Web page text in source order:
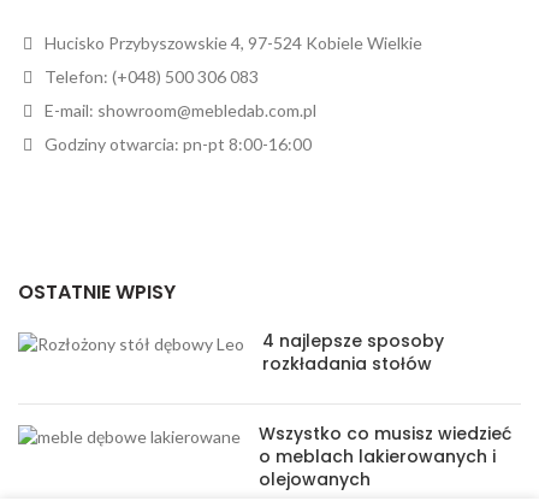
Hucisko Przybyszowskie 4, 97-524 Kobiele Wielkie
Telefon: (+048) 500 306 083
E-mail: showroom@mebledab.com.pl
Godziny otwarcia: pn-pt 8:00-16:00
OSTATNIE WPISY
4 najlepsze sposoby
rozkładania stołów
Wszystko co musisz wiedzieć
o meblach lakierowanych i
olejowanych